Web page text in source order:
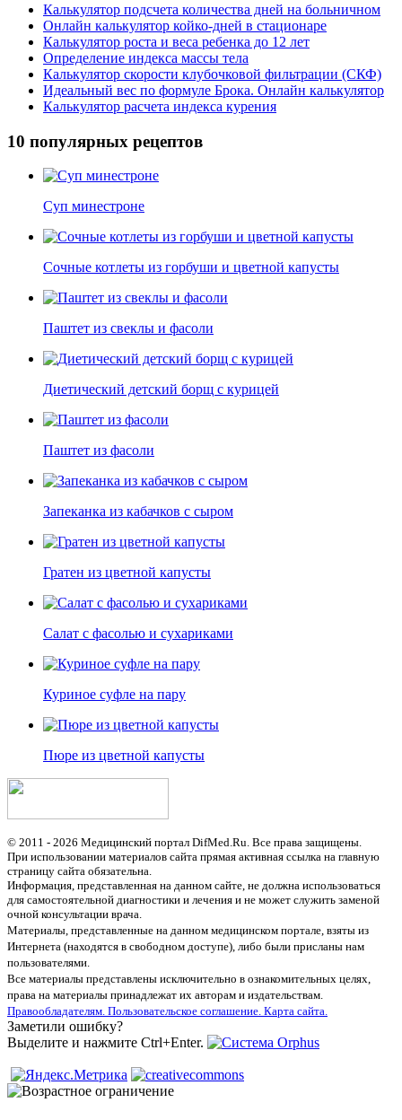
Калькулятор подсчета количества дней на больничном
Онлайн калькулятор койко-дней в стационаре
Калькулятор роста и веса ребенка до 12 лет
Определение индекса массы тела
Калькулятор скорости клубочковой фильтрации (СКФ)
Идеальный вес по формуле Брока. Онлайн калькулятор
Калькулятор расчета индекса курения
10 популярных рецептов
Суп минестроне
Сочные котлеты из горбуши и цветной капусты
Паштет из свеклы и фасоли
Диетический детский борщ с курицей
Паштет из фасоли
Запеканка из кабачков с сыром
Гратен из цветной капусты
Салат с фасолью и сухариками
Куриное суфле на пару
Пюре из цветной капусты
© 2011 - 2026 Медицинский портал DifMed.Ru. Все права защищены.
При использовании материалов сайта прямая активная ссылка на главную
страницу сайта обязательна.
Информация, представленная на данном сайте, не должна использоваться
для самостоятельной диагностики и лечения и не может служить заменой
очной консультации врача.
Материалы, представленные на данном медицинском портале, взяты из
Интернета (находятся в свободном доступе), либо были присланы нам
пользователями.
Все материалы представлены исключительно в ознакомительных целях,
права на материалы принадлежат их авторам и издательствам.
Правообладателям. Пользовательское соглашение. Карта сайта.
Заметили ошибку?
Выделите и нажмите Ctrl+Enter.